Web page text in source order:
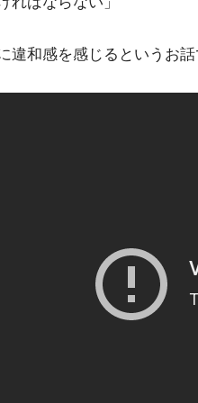
違和感を感じるというお